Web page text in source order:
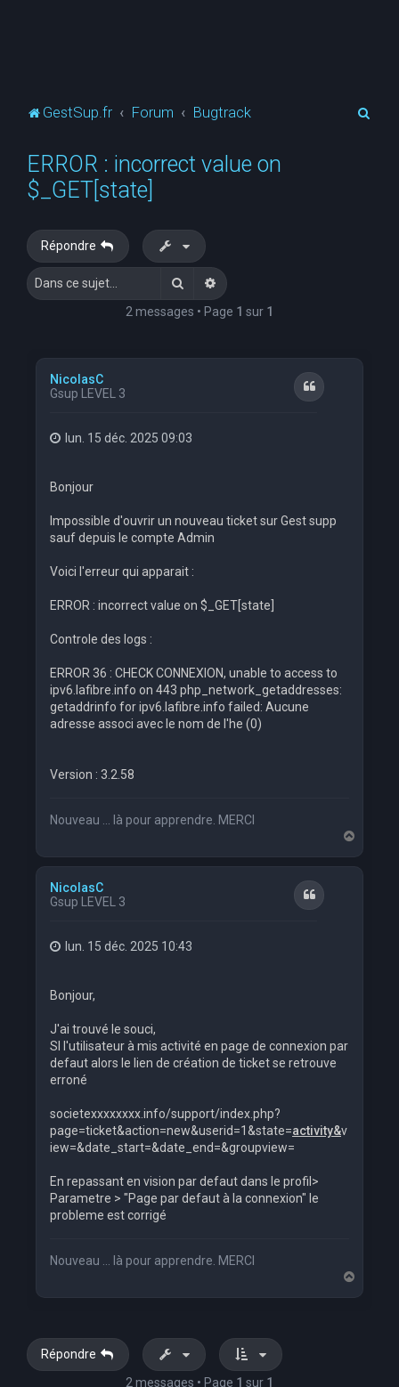
GestSup.fr Forum Bugtrack
ERROR : incorrect value on
$_GET[state]
Répondre
RechercherRecherche avancée
2 messages • Page 1 sur 1
NicolasC
Gsup LEVEL 3
Citation
lun. 15 déc. 2025 09:03
Bonjour
Impossible d'ouvrir un nouveau ticket sur Gest supp
sauf depuis le compte Admin
Voici l'erreur qui apparait :
ERROR : incorrect value on $_GET[state]
Controle des logs :
ERROR 36 : CHECK CONNEXION, unable to access to
ipv6.lafibre.info on 443 php_network_getaddresses:
getaddrinfo for ipv6.lafibre.info failed: Aucune
adresse associ avec le nom de l'he (0)
Version : 3.2.58
Nouveau ... là pour apprendre. MERCI
a
NicolasC
Gsup LEVEL 3
Citation
lun. 15 déc. 2025 10:43
Bonjour,
J'ai trouvé le souci,
SI l'utilisateur à mis activité en page de connexion par
defaut alors le lien de création de ticket se retrouve
erroné
societexxxxxxxx.info/support/index.php?
page=ticket&action=new&userid=1&state=activity&v
iew=&date_start=&date_end=&groupview=
En repassant en vision par defaut dans le profil>
Parametre > "Page par defaut à la connexion" le
probleme est corrigé
Nouveau ... là pour apprendre. MERCI
a
Répondre
2 messages • Page 1 sur 1